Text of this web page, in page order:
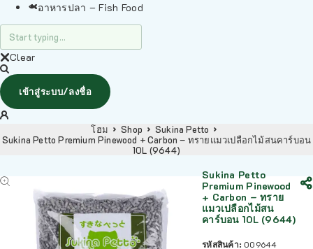
อาหารปลา – Fish Food
Clear
เข้าสู่ระบบ/ลงชื่อ
โฮม Shop
Sukina Petto
Sukina Petto Premium Pinewood + Carbon – ทรายแมวเปลือกไม้สนคาร์บอน
10L (9644)
Sukina Petto
Premium Pinewood
+ Carbon – ทราย
แมวเปลือกไม้สน
คาร์บอน 10L (9644)
รหัสสินค้า: 009644